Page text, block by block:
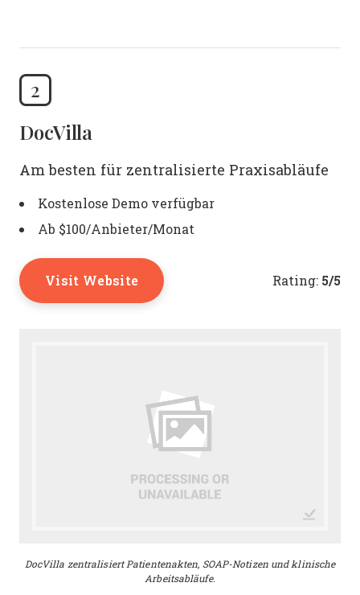
2
DocVilla
Am besten für zentralisierte Praxisabläufe
Kostenlose Demo verfügbar
Ab $100/Anbieter/Monat
Visit Website Rating: 5/5
DocVilla zentralisiert Patientenakten, SOAP-Notizen und klinische
Arbeitsabläufe.